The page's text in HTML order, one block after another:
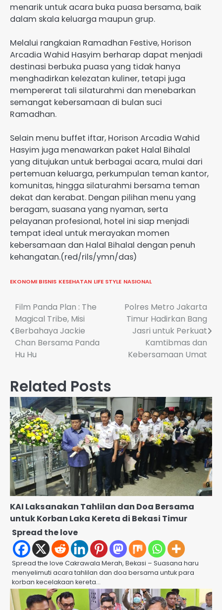
menarik untuk acara buka puasa bersama, baik
dalam skala keluarga maupun grup.
Melalui rangkaian Ramadhan Festive, Horison
Arcadia Wahid Hasyim berharap dapat menjadi
destinasi berbuka puasa yang tidak hanya
menghadirkan kelezatan kuliner, tetapi juga
mempererat tali silaturahmi dan menebarkan
semangat kebersamaan di bulan suci
Ramadhan.
Selain menu buffet iftar, Horison Arcadia Wahid
Hasyim juga menawarkan paket Halal Bihalal
yang ditujukan untuk berbagai acara, mulai dari
pertemuan keluarga, perkumpulan teman kantor,
komunitas, hingga silaturahmi bersama teman
dekat dan kerabat. Dengan pilihan menu yang
beragam, suasana yang nyaman, serta
pelayanan profesional, hotel ini siap menjadi
tempat ideal untuk merayakan momen
kebersamaan dan Halal Bihalal dengan penuh
kehangatan.(red/rils/ymn/das)
EKONOMI BISNIS KESEHATAN LIFE STYLE NASIONAL
Navigasi
pos
Film Panda Plan : The
Magical Tribe, Misi
Berbahaya Jackie
Chan Bersama Panda
Hu Hu
Polres Metro Jakarta
Timur Hadirkan Bang
Jasri untuk Perkuat
Kamtibmas dan
Kebersamaan Umat
Related Posts
KAI Laksanakan Tahlilan dan Doa Bersama
untuk Korban Laka Kereta di Bekasi Timur
Spread the love
Spread the love Cakrawala Merah, Bekasi – Suasana haru
menyelimuti acara tahlilan dan doa bersama untuk para
korban kecelakaan kereta…